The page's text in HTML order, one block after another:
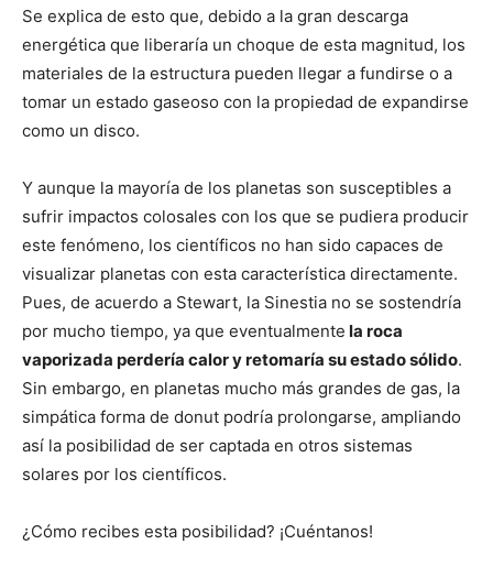
Se explica de esto que, debido a la gran descarga
energética que liberaría un choque de esta magnitud, los
materiales de la estructura pueden llegar a fundirse o a
tomar un estado gaseoso con la propiedad de expandirse
como un disco.
Y aunque la mayoría de los planetas son susceptibles a
sufrir impactos colosales con los que se pudiera producir
este fenómeno, los científicos no han sido capaces de
visualizar planetas con esta característica directamente.
Pues, de acuerdo a Stewart, la Sinestia no se sostendría
por mucho tiempo, ya que eventualmente la roca
vaporizada perdería calor y retomaría su estado sólido.
Sin embargo, en planetas mucho más grandes de gas, la
simpática forma de donut podría prolongarse, ampliando
así la posibilidad de ser captada en otros sistemas
solares por los científicos.
¿Cómo recibes esta posibilidad? ¡Cuéntanos!